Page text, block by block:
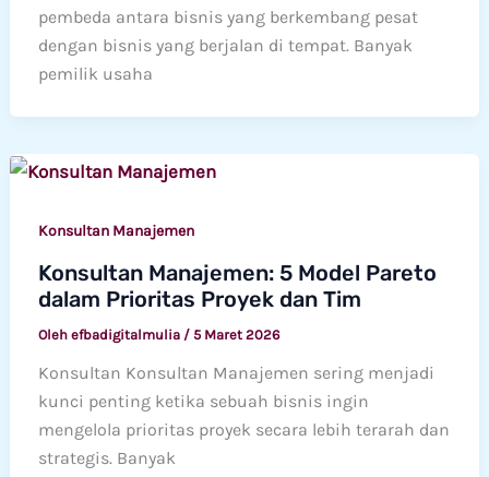
pembeda antara bisnis yang berkembang pesat
dengan bisnis yang berjalan di tempat. Banyak
pemilik usaha
Konsultan Manajemen
Konsultan Manajemen: 5 Model Pareto
dalam Prioritas Proyek dan Tim
Oleh efbadigitalmulia / 5 Maret 2026
Konsultan Konsultan Manajemen sering menjadi
kunci penting ketika sebuah bisnis ingin
mengelola prioritas proyek secara lebih terarah dan
strategis. Banyak